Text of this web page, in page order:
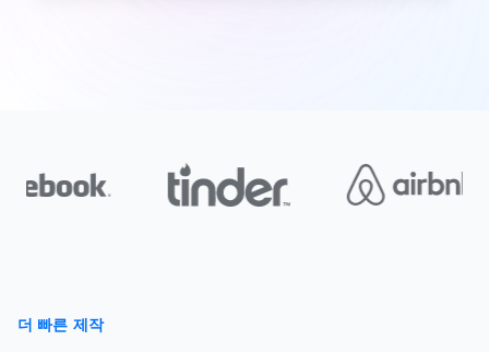
더 빠른 제작